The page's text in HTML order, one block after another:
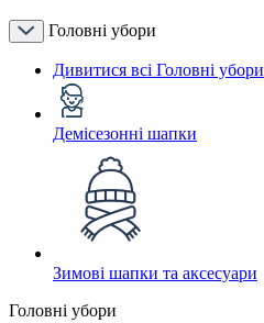
Головні убори
Дивитися всі Головні убори
Демісезонні шапки
Зимові шапки та аксесуари
Головні убори